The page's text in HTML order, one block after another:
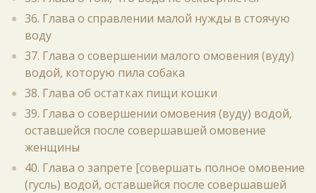
36. Глава о справлении малой нужды в стоячую
воду
37. Глава о совершении малого омовения (вуду)
водой, которую пила собака
38. Глава об остатках пищи кошки
39. Глава о совершении омовения (вуду) водой,
оставшейся после совершавшей омовение
женщины
40. Глава о запрете [совершать полное омовение
(гусль) водой, оставшейся после совершавшей